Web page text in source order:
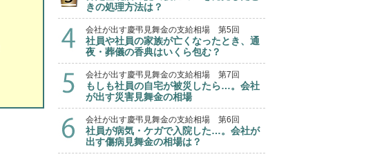
きの処理方法は？
会社が出す慶弔見舞金の支給相場 第5回
社員や社員の家族が亡くなったとき、通
夜・葬儀の香典はいくら包む？
会社が出す慶弔見舞金の支給相場 第7回
もしも社員の自宅が被災したら…。会社
が出す災害見舞金の相場
会社が出す慶弔見舞金の支給相場 第6回
社員が病気・ケガで入院した…。会社が
出す傷病見舞金の相場は？